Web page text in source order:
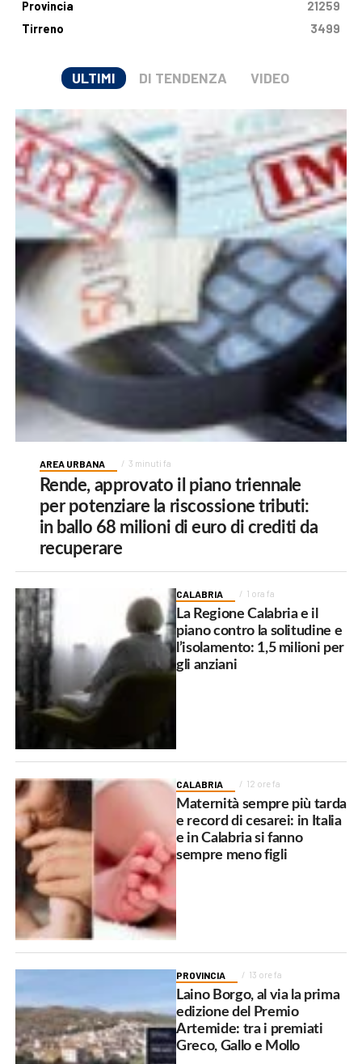
Provincia
21259
Tirreno
3499
ULTIMI DI TENDENZA VIDEO
AREA URBANA 3 minuti fa
Rende, approvato il piano triennale
per potenziare la riscossione tributi:
in ballo 68 milioni di euro di crediti da
recuperare
CALABRIA 1 ora fa
La Regione Calabria e il
piano contro la solitudine e
l’isolamento: 1,5 milioni per
gli anziani
CALABRIA 12 ore fa
Maternità sempre più tarda
e record di cesarei: in Italia
e in Calabria si fanno
sempre meno figli
PROVINCIA 13 ore fa
Laino Borgo, al via la prima
edizione del Premio
Artemide: tra i premiati
Greco, Gallo e Mollo